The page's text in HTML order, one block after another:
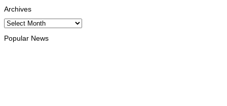
Archives
Archives
Popular News